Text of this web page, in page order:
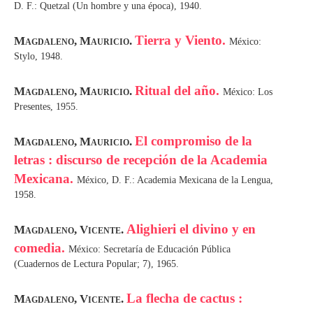
D. F.: Quetzal (Un hombre y una época), 1940.
Magdaleno, Mauricio. Tierra y Viento. México:
Stylo, 1948.
Magdaleno, Mauricio. Ritual del año. México: Los
Presentes, 1955.
Magdaleno, Mauricio. El compromiso de la
letras : discurso de recepción de la Academia
Mexicana. México, D. F.: Academia Mexicana de la Lengua,
1958.
Magdaleno, Vicente. Alighieri el divino y en
comedia. México: Secretaría de Educación Pública
(Cuadernos de Lectura Popular; 7), 1965.
Magdaleno, Vicente. La flecha de cactus :